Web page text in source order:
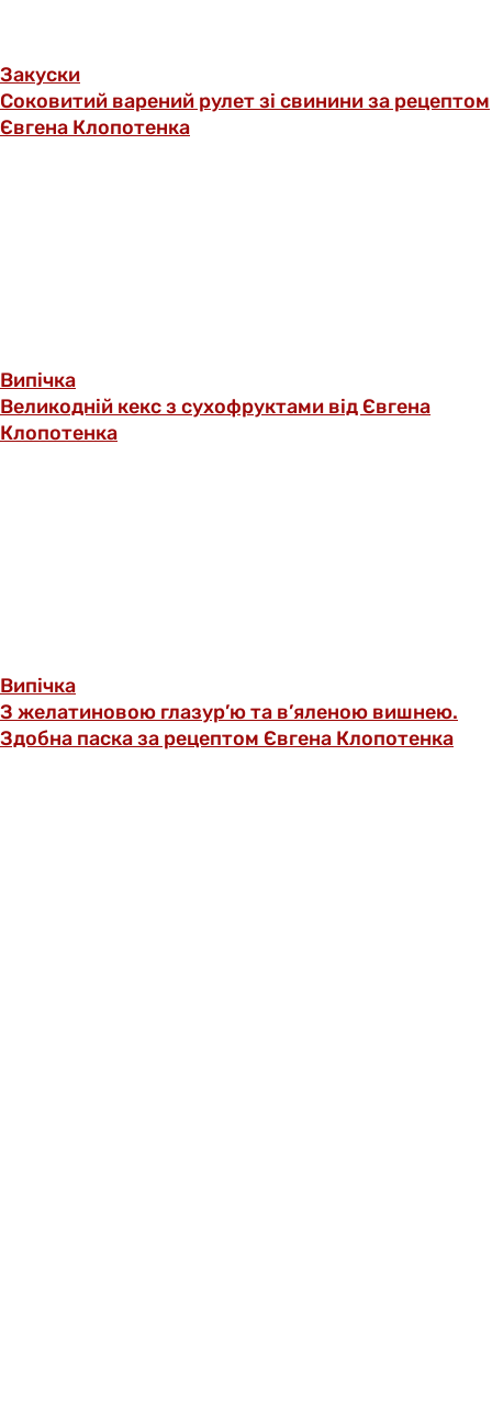
Закуски
Соковитий варений рулет зі свинини за рецептом
Євгена Клопотенка
Випічка
Великодній кекс з сухофруктами від Євгена
Клопотенка
Випічка
З желатиновою глазур’ю та в’яленою вишнею.
Здобна паска за рецептом Євгена Клопотенка